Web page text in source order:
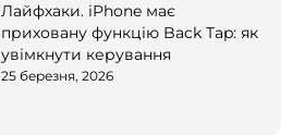
Лайфхаки. iPhone має
приховану функцію Back Tap: як
увімкнути керування
25 березня, 2026